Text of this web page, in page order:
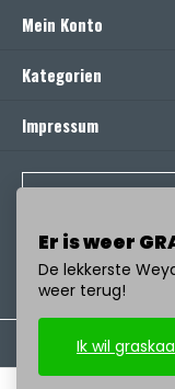
Mein Konto
Kategorien
Impressum
Er is weer
De lekkerste
weer terug!
Ik wil